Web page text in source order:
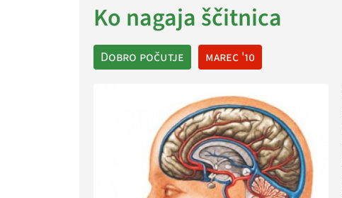
Ko nagaja ščitnica
Dobro počutje
marec '10